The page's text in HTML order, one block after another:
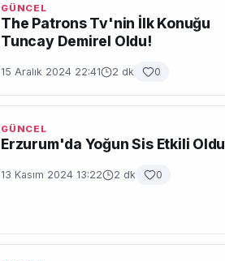
GÜNCEL
The Patrons Tv'nin İlk Konuğu
Tuncay Demirel Oldu!
15 Aralık 2024 22:41 2 dk 0
GÜNCEL
Erzurum'da Yoğun Sis Etkili Oldu
13 Kasım 2024 13:22 2 dk 0